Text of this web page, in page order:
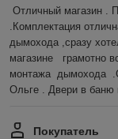
Отличный магазин .
.Комплектация
дымохода ,сразу
магазине   грамотно
монтажа  дымохода
Ольге . Двери в баню
Покупатель